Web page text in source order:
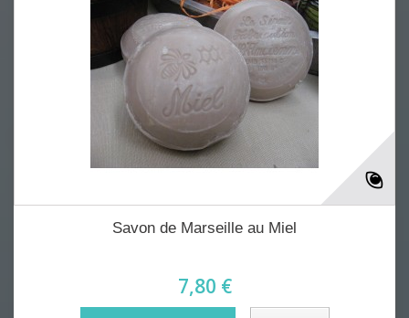
Savon de Marseille au Miel
7,80 €